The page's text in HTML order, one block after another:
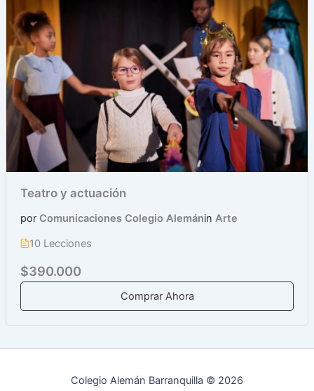
Teatro y actuación
por Comunicaciones Colegio Alemánin Arte
10 Lecciones
$390.000
Comprar Ahora
Colegio Alemán Barranquilla © 2026